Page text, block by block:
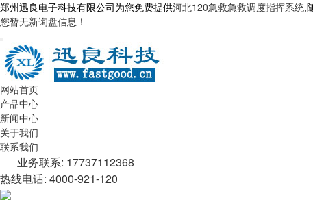
郑州迅良电子科技有限公司为您免费提供河北120急救急救调度指挥系统,
您暂无新询盘信息！
网站首页
产品中心
新闻中心
关于我们
联系我们
业务联系: 17737112368
热线电话: 4000-921-120